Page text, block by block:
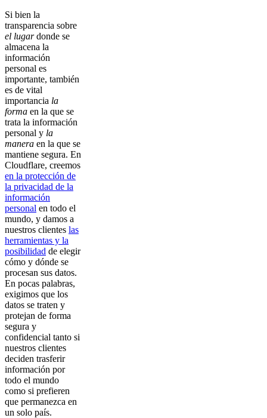
Si bien la
transparencia sobre
el lugardonde se
almacena la
información
personal es
importante, también
es de vital
importancia la
forma en la que se
trata la información
personal y la
manera en la que se
mantiene segura. En
Cloudflare, creemos
en la protección de
la privacidad de la
información
personal en todo el
mundo, y damos a
nuestros clientes las
herramientas y la
posibilidad de elegir
cómo y dónde se
procesan sus datos.
En pocas palabras,
exigimos que los
datos se traten y
protejan de forma
segura y
confidencial tanto si
nuestros clientes
deciden trasferir
información por
todo el mundo
como si prefieren
que permanezca en
un solo país.